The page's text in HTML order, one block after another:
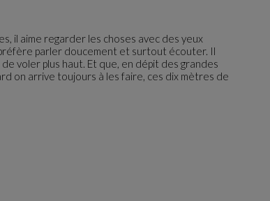
il aime regarder les choses avec des yeux
parler doucement et surtout écouter. Il
voler plus haut. Et que, en dépit des grandes
on arrive toujours à les faire, ces dix mètres de